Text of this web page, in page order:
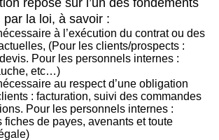
la loi, à savoir :
à l’exécution du contrat ou des
(Pour les clients/prospects :
Pour les personnels internes :
etc…)
au respect d’une obligation
: facturation, suivi des commandes
Pour les personnels internes :
fiches de payes, avenants et toute